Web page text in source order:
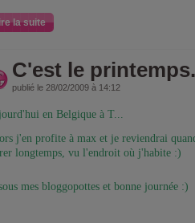
la suite
C'est le
publié le 28/02/2009 à 14:12
en Belgique à T...
j'en profite à max et je reviendrai
longtemps, vu l'endroit où j'habite :)
mes bloggopottes et bonne journée :)